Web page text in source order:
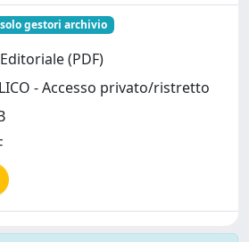
solo gestori archivio
(PDF)
- Accesso privato/ristretto